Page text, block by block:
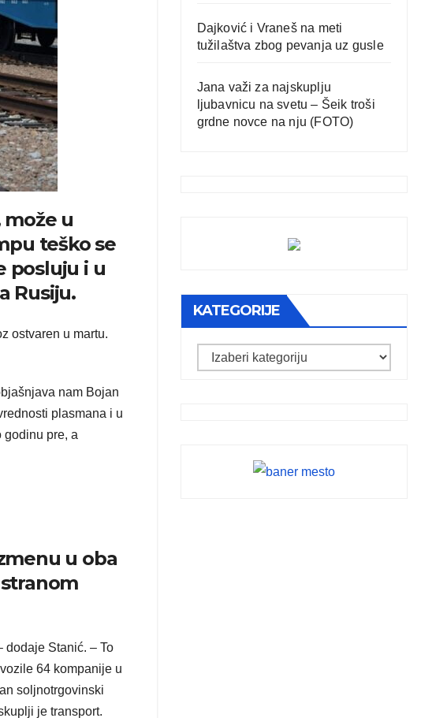
može u
teško se
posluju i u
Rusiju.
ostvaren u martu.
nam Bojan
plasmana i u
godinu pre, a
u oba
dodaje Stanić. – To
64 kompanije u
soljnotrgovinski
je transport.
Dajković i Vraneš na meti
tužilaštva zbog pevanja uz gusle
Jana važi za najskuplju
ljubavnicu na svetu – Šeik troši
grdne novce na nju (FOTO)
KATEGORIJE
Kategorije